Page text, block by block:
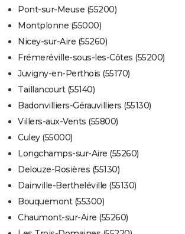
Pont-sur-Meuse (55200)
Montplonne (55000)
Nicey-sur-Aire (55260)
Frémeréville-sous-les-Côtes (55200)
Juvigny-en-Perthois (55170)
Taillancourt (55140)
Badonvilliers-Gérauvilliers (55130)
Villers-aux-Vents (55800)
Culey (55000)
Longchamps-sur-Aire (55260)
Delouze-Rosières (55130)
Dainville-Bertheléville (55130)
Bouquemont (55300)
Chaumont-sur-Aire (55260)